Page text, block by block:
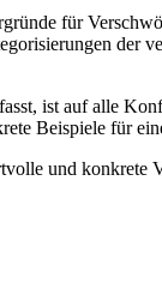
für
der
ist auf alle
Beispiele für
und